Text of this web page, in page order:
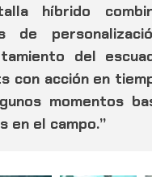
híbrido
de
del
con acción en
momentos
en el campo.”